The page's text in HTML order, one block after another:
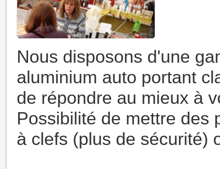
Nous disposons d'une
aluminium auto portant
de répondre au mieux à
Possibilité de mettre des
à clefs (plus de sécurité)